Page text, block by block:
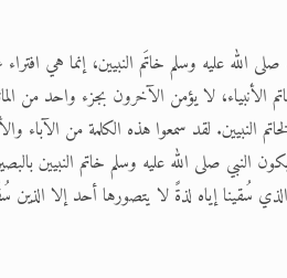
الله عليه وسلم خاتَم النبيين، إنما هي
الأنبياء، لا يؤمن الآخرون بجزء واحد من
النبيين. لقد سمعوا هذه الكلمة من الآباء
صلى الله عليه وسلم خاتم النبيين
سُقينا إياه لذةً لا يتصورها أحد إلا الذين